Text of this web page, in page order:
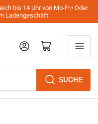
bis 14 Uhr von Mo-Fr.• Oder
Ladengeschäft.
SUCHE
AnmeldenMini-Warenkorb öffnen